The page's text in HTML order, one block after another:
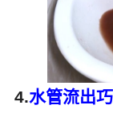
4.水管流出